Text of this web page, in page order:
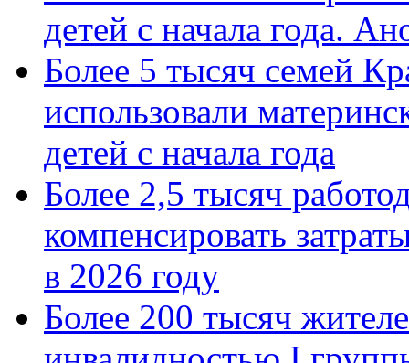
детей с начала года.
Более 5 тысяч семей
использовали
детей с начала года
Более 2,5 тысяч
компенсировать
в 2026 году
Более 200 тысяч